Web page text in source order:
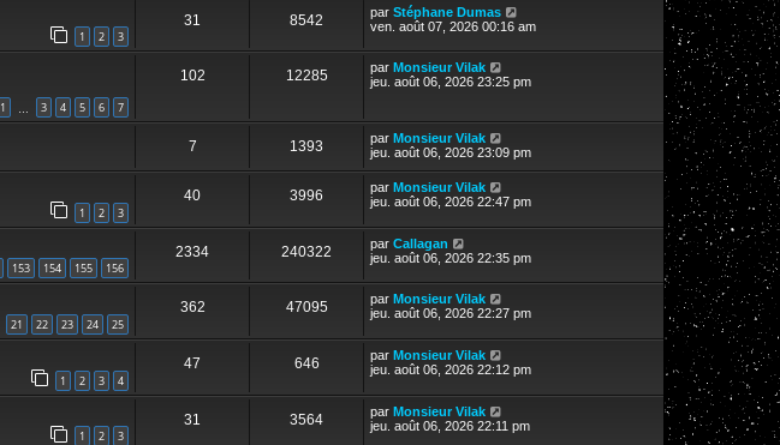
1 2 3
31 8542 par Stéphane Dumas
ven. août 07, 2026 00:16 am
1 3 4 5 6 7
102 12285 par Monsieur Vilak
jeu. août 06, 2026 23:25 pm
7 1393 par Monsieur Vilak
jeu. août 06, 2026 23:09 pm
1 2 3
40 3996 par Monsieur Vilak
jeu. août 06, 2026 22:47 pm
153 154 155 156
2334 240322 par Callagan
jeu. août 06, 2026 22:35 pm
21 22 23 24 25
362 47095 par Monsieur Vilak
jeu. août 06, 2026 22:27 pm
1 2 3 4
47 646 par Monsieur Vilak
jeu. août 06, 2026 22:12 pm
1 2 3
31 3564 par Monsieur Vilak
jeu. août 06, 2026 22:11 pm